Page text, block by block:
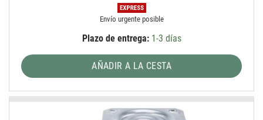
Envío urgente posible
Plazo de entrega:1-3 días
AÑADIR A LA CESTA